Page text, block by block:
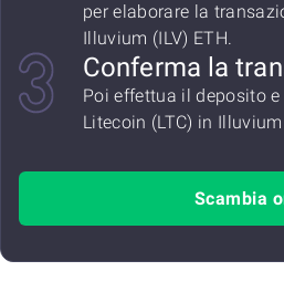
per elaborare la
Illuvium (ILV) ETH.
Conferma la
Poi effettua il deposito
Litecoin (LTC) in Illuvium
Scambia